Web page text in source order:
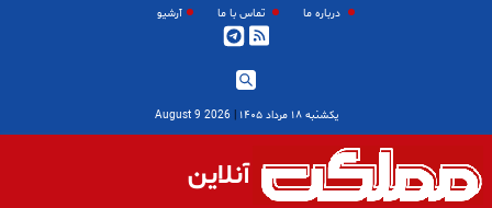
درباره ما تماس با ما آرشیو
یکشنبه ۱۸ مرداد ۱۴۰۵ |
2026 August 9
آنلاین